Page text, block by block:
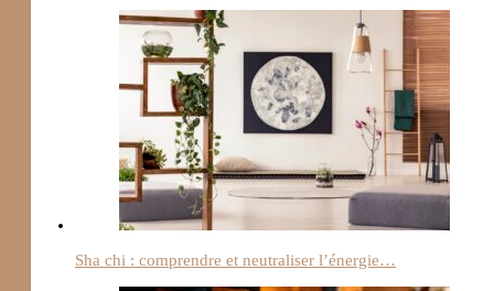
Sha chi : comprendre et neutraliser l’énergie…